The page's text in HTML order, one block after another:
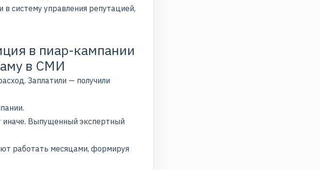
систему управления репутацией,
в пиар-кампании
в СМИ
Заплатили — получили
Выпущенный экспертный
работать месяцами, формируя